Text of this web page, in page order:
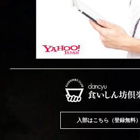
入部はこちら（登録無料）